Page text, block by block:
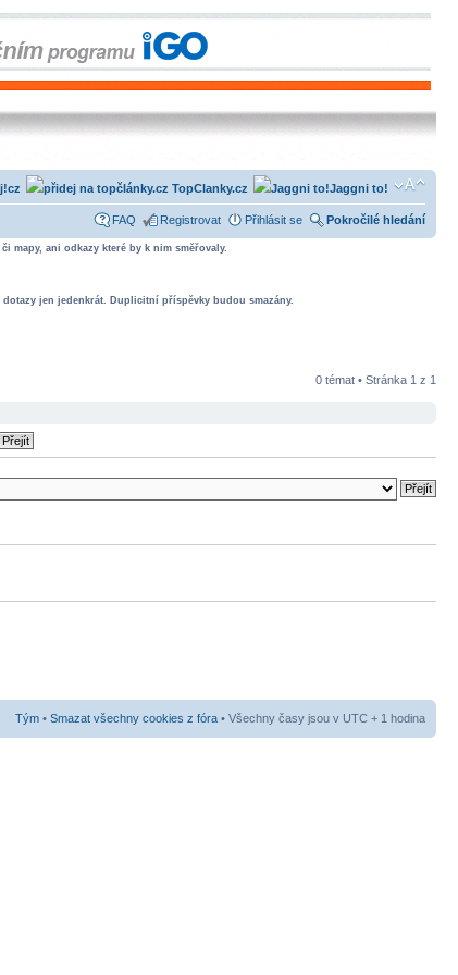
Jaggni to!
TopClanky.cz
FAQ Registrovat Přihlásit se Pokročilé hledání
mapy, ani odkazy které by k nim směřovaly.
jen jedenkrát. Duplicitní příspěvky budou smazány.
0 témat • Stránka 1 z 1
Tým • Smazat všechny cookies z fóra • Všechny časy jsou v UTC + 1 hodina